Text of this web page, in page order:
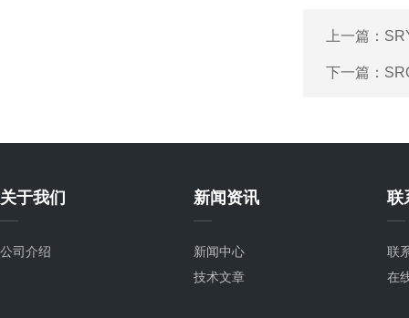
上一篇：
下一篇：
关于我们
公司介绍
新闻资讯
新闻中心
技术文章
联
联
在